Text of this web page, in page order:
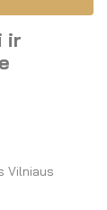
ir
Vilniaus